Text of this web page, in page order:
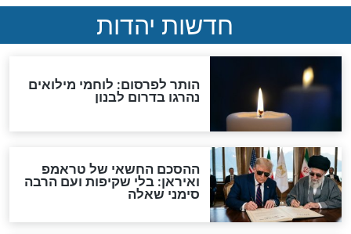
תפקידנו?
בהקפות ולא לערוך קידוש
בבית הכנסת